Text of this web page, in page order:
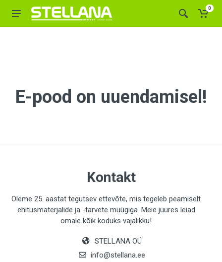
0
E-pood on uuendamisel!
Kontakt
Oleme 25. aastat tegutsev ettevõte, mis tegeleb peamiselt
ehitusmaterjalide ja -tarvete müügiga. Meie juures leiad
omale kõik koduks vajalikku!
STELLANA OÜ
info@stellana.ee